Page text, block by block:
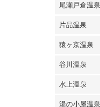
尾瀬戸倉温泉
片品温泉
猿ヶ京温泉
谷川温泉
水上温泉
湯の小屋温泉